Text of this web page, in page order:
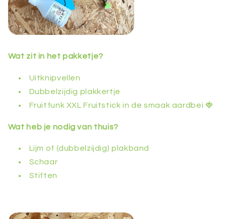
Wat zit in het pakketje?
Uitknipvellen
Dubbelzijdig plakkertje
Fruitfunk XXL Fruitstick in de smaak aardbei 🍓
Wat heb je nodig van thuis?
Lijm of (dubbelzijdig) plakband
Schaar
Stiften